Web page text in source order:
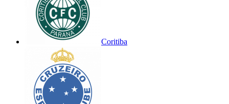
Coritiba